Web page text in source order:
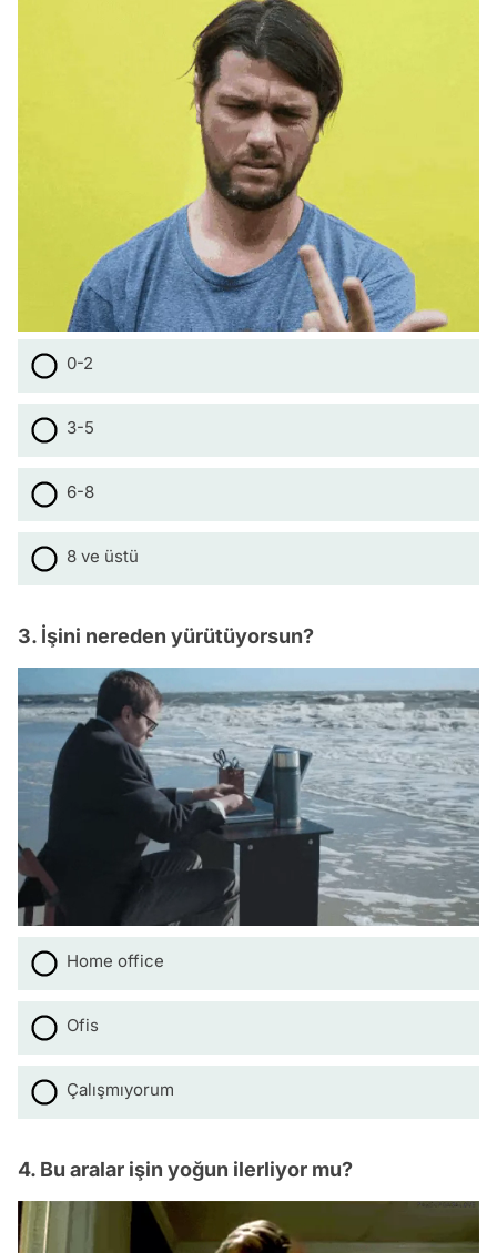
0-2
3-5
6-8
8 ve üstü
3. İşini nereden yürütüyorsun?
Home office
Ofis
Çalışmıyorum
4. Bu aralar işin yoğun ilerliyor mu?